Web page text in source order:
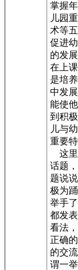
掌握
儿园
术等
促进
的发
在上
是培
中发
能使
到积
儿与
重要特
这里
话题
题说
极为
举手
都发
看法
正确
的交
谓一举